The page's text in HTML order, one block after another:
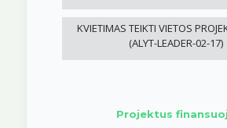
KVIETIMAS TEIKTI VIETOS
(ALYT-LEADER-02-17)
Projektus